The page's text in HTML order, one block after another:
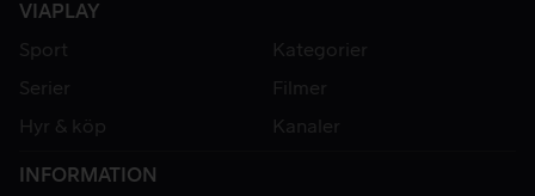
VIAPLAY
Sport
Kategorier
Serier
Filmer
Hyr & köp
Kanaler
INFORMATION